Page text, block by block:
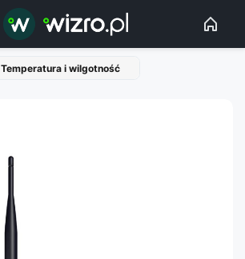
Temperatura i wilgotność